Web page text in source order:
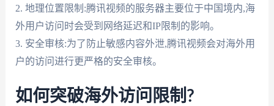
2. 地理位置限制:腾讯视频的服务器主要位于中国境内,海
外用户访问时会受到网络延迟和IP限制的影响。
3. 安全审核:为了防止敏感内容外泄,腾讯视频会对海外用
户的访问进行更严格的安全审核。
如何突破海外访问限制?